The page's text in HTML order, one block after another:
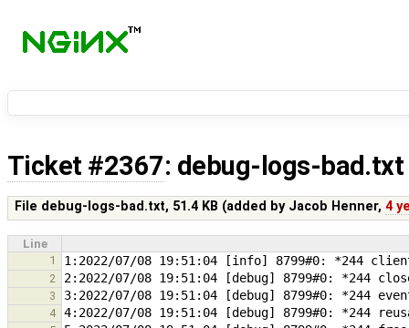
Ticket #2367: debug-logs-bad.txt
File debug-logs-bad.txt, 51.4 KB (added by Jacob Henner,4
Line
1
2
3
4